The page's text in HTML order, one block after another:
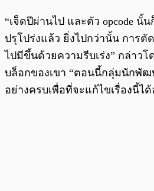
“เจ็ดปีผ่านไป และตัว opcode นั้
ปรุโปร่งแล้ว ยิ่งไปกว่านั้น การตั
ไปมีขึ้นด้วยความรีบเร่ง” กล่าวโ
บล็อกของเขา “ตอนนี้กลุ่มนักพัฒ
อย่างครบเพื่อที่จะแก้ไขเรื่องนี้ไ